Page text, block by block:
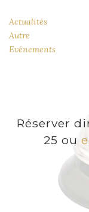
Actualités
Autre
Evénements
Réserver
25 ou